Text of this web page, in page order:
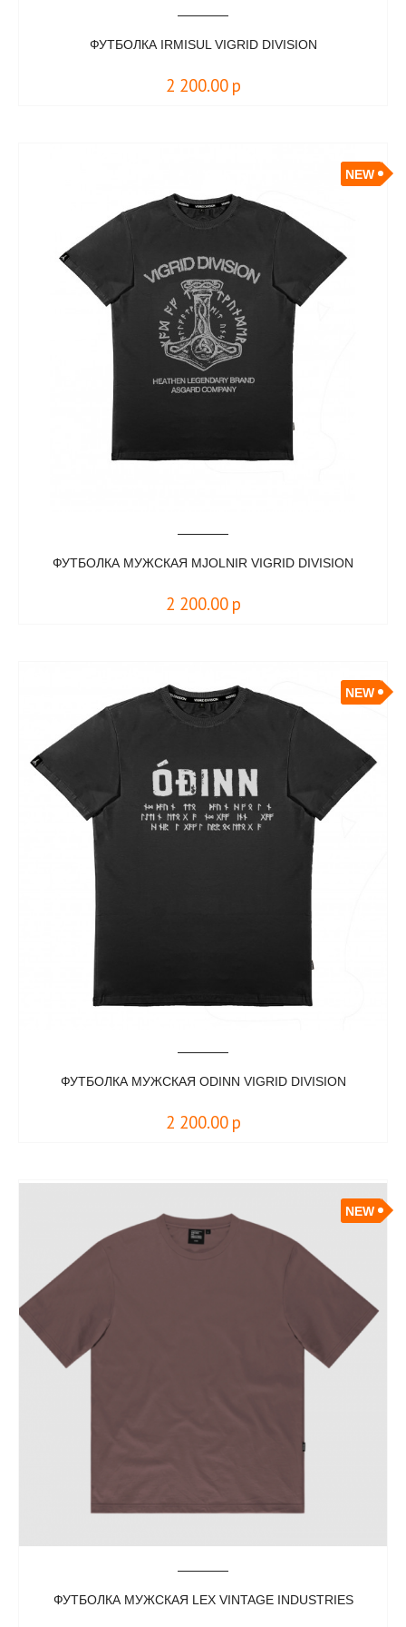
ФУТБОЛКА IRMISUL VIGRID DIVISION
2 200.00 р
NEW
ФУТБОЛКА МУЖСКАЯ MJOLNIR VIGRID DIVISION
2 200.00 р
NEW
ФУТБОЛКА МУЖСКАЯ ODINN VIGRID DIVISION
2 200.00 р
NEW
ФУТБОЛКА МУЖСКАЯ LEX VINTAGE INDUSTRIES